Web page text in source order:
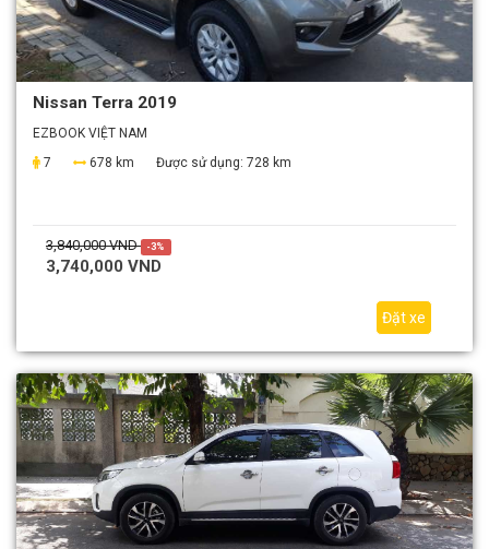
Nissan Terra 2019
EZBOOK VIỆT NAM
7
678 km Được sử dụng: 728 km
3,840,000 VND -3%
3,740,000 VND
Đặt xe